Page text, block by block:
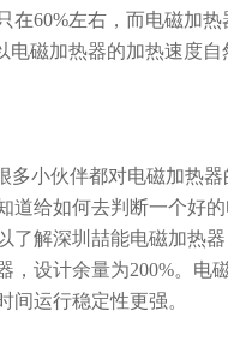
在60%左右，而电磁加
电磁加热器的加热速度
多小伙伴都对电磁加热
道给如何去判断一个好
了解深圳喆能电磁加热
，设计余量为200%。电
间运行稳定性更强。